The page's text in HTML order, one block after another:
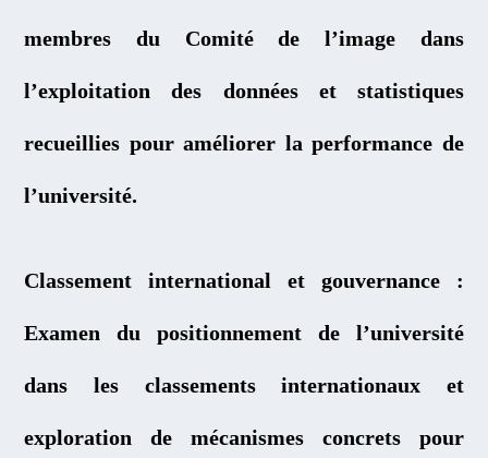
membres du Comité de l’image dans
l’exploitation des données et statistiques
recueillies pour améliorer la performance de
l’université.
Classement international et gouvernance :
Examen du positionnement de l’université
dans les classements internationaux et
exploration de mécanismes concrets pour